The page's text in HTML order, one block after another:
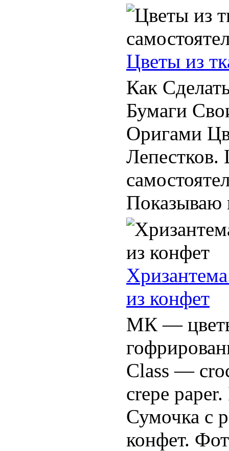
Цветы из
Как
Бумаги
Оригами
Лепестков.
Показываю
из конфет
МК —
Class —
crepe
Сумочка с
конфет.